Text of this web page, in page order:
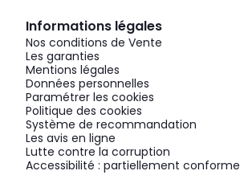
Informations légales
Nos conditions de Vente
Les garanties
Mentions légales
Données personnelles
Paramétrer les cookies
Politique des cookies
Système de recommandation
Les avis en ligne
Lutte contre la corruption
Accessibilité : partiellement conforme